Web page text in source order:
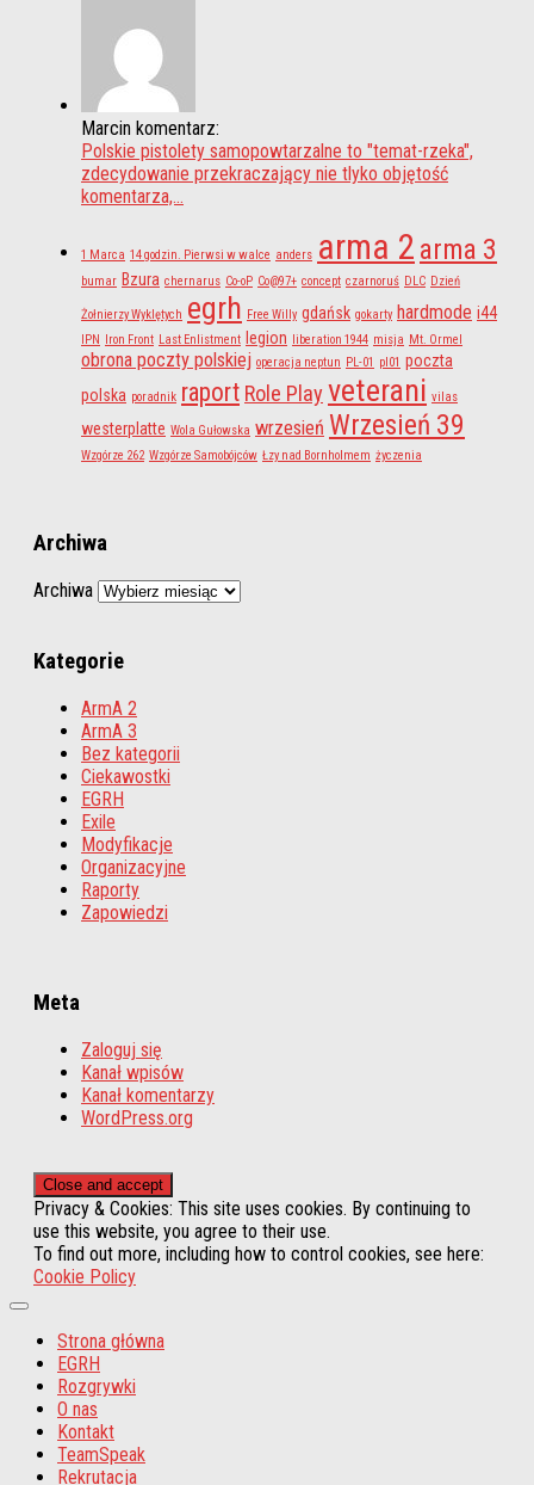
Marcin komentarz:
Polskie pistolety samopowtarzalne to "temat-rzeka",
zdecydowanie przekraczający nie tlyko objętość
komentarza,...
1 Marca 14 godzin. Pierwsi w walce anders arma 2 arma 3
bumar Bzura chernarus Co-oP Co@97+ concept czarnoruś DLC Dzień
Żołnierzy Wyklętych egrh Free Willy gdańsk gokarty hardmode i44
IPN Iron Front Last Enlistment legion liberation 1944 misja Mt. Ormel
obrona poczty polskiej operacja neptun PL-01 pl01 poczta
polska poradnik raport Role Playveterani vilas
westerplatte Wola Gułowska wrzesień Wrzesień 39
Wzgórze 262 Wzgórze Samobójców Łzy nad Bornholmem życzenia
Archiwa
Archiwa
Kategorie
ArmA 2
ArmA 3
Bez kategorii
Ciekawostki
EGRH
Exile
Modyfikacje
Organizacyjne
Raporty
Zapowiedzi
Meta
Zaloguj się
Kanał wpisów
Kanał komentarzy
WordPress.org
Privacy & Cookies: This site uses cookies. By continuing to
use this website, you agree to their use.
To find out more, including how to control cookies, see here:
Cookie Policy
Strona główna
EGRH
Rozgrywki
O nas
Kontakt
TeamSpeak
Rekrutacja